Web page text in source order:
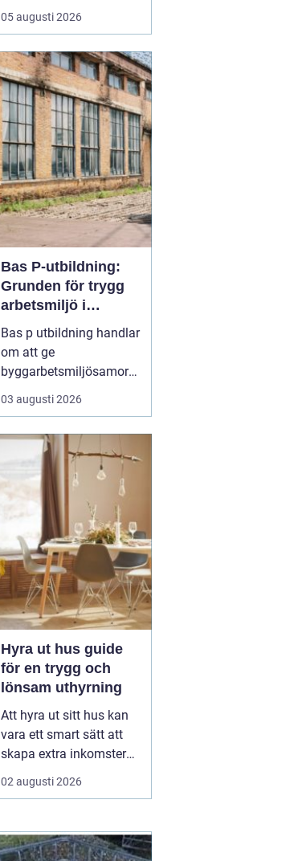
När tunnlar, vägar,
källare och ledningar ska
den mest effektiva
vägen framåt. Samtidigt
väcker arbetet frågor:
hur går det till, hur säkert
är det och vilka krav st...
05 augusti 2026
Bas P-utbildning:
Grunden för trygg
arbetsmiljö i
byggprojekt
Bas p utbildning handlar
om att ge
byggarbetsmiljösamord
nare den kunskap som
krävs för att planera och
enligt gällande regler.
Den som vill fördjupa sig
i området kan till
exempel vända ...
03 augusti 2026
Hyra ut hus guide
för en trygg och
lönsam uthyrning
Att hyra ut sitt hus kan
vara ett smart sätt att
skapa extra inkomster
och samtidigt hålla
bostaden levande när
den. Med rätt
förberedelser, tydliga
02 augusti 2026